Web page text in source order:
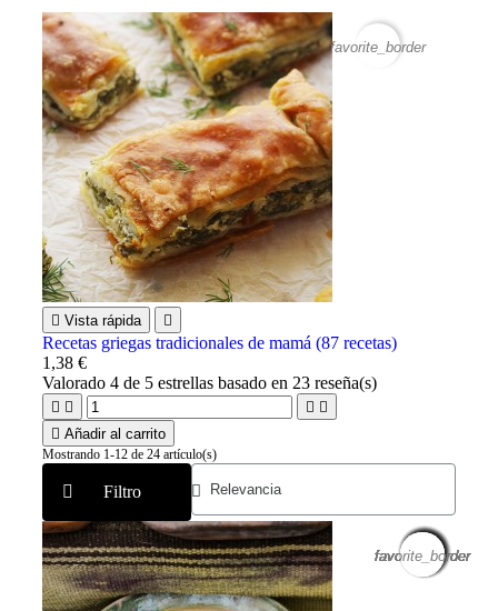
favorite_border
 Vista rápida 
Recetas griegas tradicionales de mamá (87 recetas)
1,38 €
Valorado4 de 5 estrellas basado en 23 reseña(s)
   
 Añadir al carrito
Filtro
Mostrando 1-12 de 24 artículo(s)
favorite_border
favorite_border
favorite_border
favorite_border
favorite_border
favorite_border
favorite_border
favorite_border
favorite_border
favorite_border
favorite_border
favorite_border